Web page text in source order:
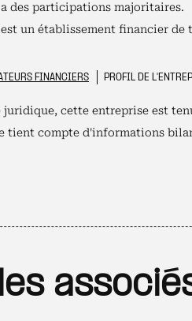
des participations majoritaires.
un établissement financier de
FINANCIERS PROFIL DE
juridique, cette entreprise est
tient compte d'informations